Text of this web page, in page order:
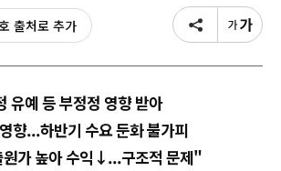
출처로 추가
유예 등 부정정 영향 받아
향...하반기 수요 둔화 불가피
원가 높아 수익↓...구조적 문제"